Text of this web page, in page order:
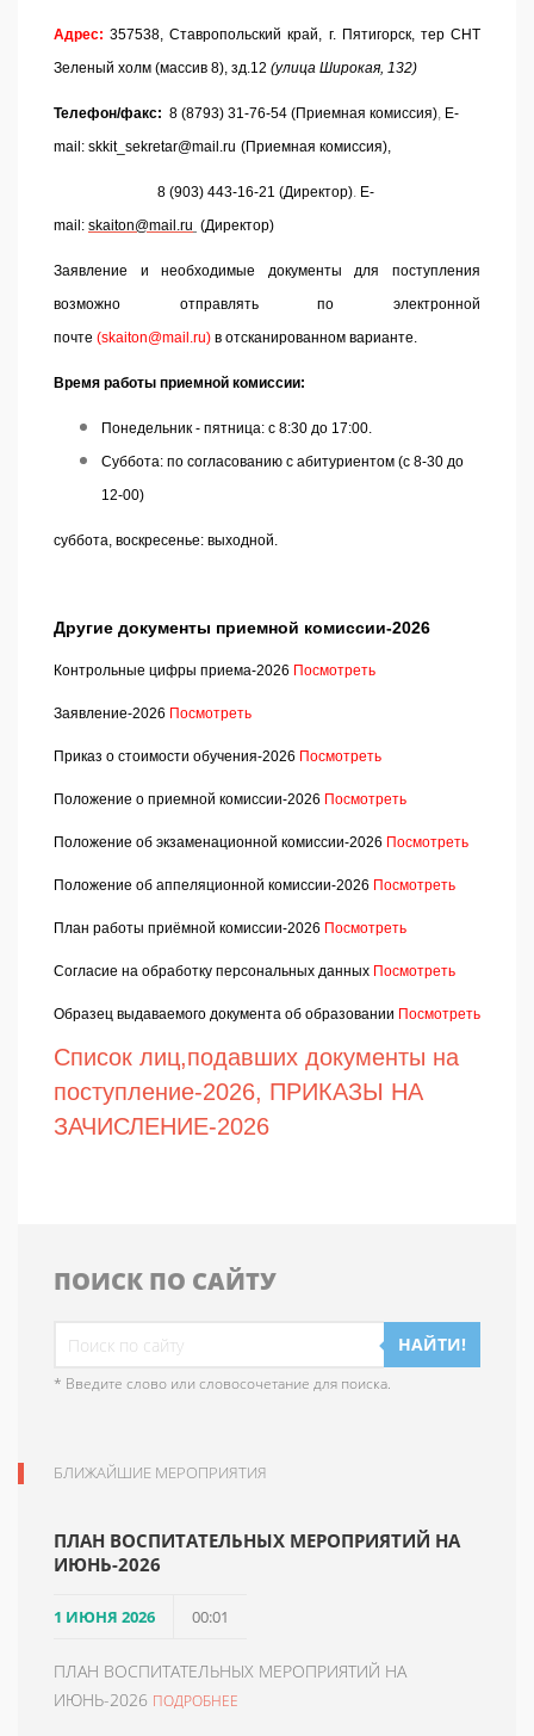
Адрес:357538, Ставропольский край, г. Пятигорск, тер СНТ
Зеленый холм (массив 8), зд.12 (улица Широкая, 132)
Телефон/факс: 8 (8793) 31-76-54 (Приемная комиссия), E-
mail: skkit_sekretar@mail.ru (Приемная комиссия),
8 (903) 443-16-21 (Директор). E-
mail : skaiton@mail.ru (Директор)
Заявление и необходимые документы для поступления
возможно отправлять по электронной
почте (skaiton@mail.ru) в отсканированном варианте.
Время работы приемной комиссии:
Понедельник - пятница: с 8:30 до 17:00.
Суббота: по согласованию с абитуриентом (с 8-30 до
12-00)
суббота, воскресенье: выходной.
Другие документы приемной комиссии-2026
Контрольные цифры приема-2026 Посмотреть
Заявление-2026 Посмотреть
Приказ о стоимости обучения-2026 Посмотреть
Положение о приемной комиссии-2026 Посмотреть
Положение об экзаменационной комиссии-2026 Посмотреть
Положение об аппеляционной комиссии-2026 Посмотреть
План работы приёмной комиссии-2026 Посмотреть
Согласие на обработку персональных данных Посмотреть
Образец выдаваемого документа об образовании Посмотреть
Список лиц,подавших документы на
поступление-2026, ПРИКАЗЫ НА
ЗАЧИСЛЕНИЕ-2026
ПОИСК ПО САЙТУ
НАЙТИ!
* Введите слово или словосочетание для поиска.
БЛИЖАЙШИЕ МЕРОПРИЯТИЯ
ПЛАН ВОСПИТАТЕЛЬНЫХ МЕРОПРИЯТИЙ НА
ИЮНЬ-2026
1 ИЮНЯ 2026 00:01
ПЛАН ВОСПИТАТЕЛЬНЫХ МЕРОПРИЯТИЙ НА
ИЮНЬ-2026 ПОДРОБНЕЕ